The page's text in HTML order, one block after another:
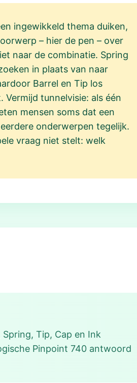
ingewikkeld thema duiken,
– hier de pen – over
naar de combinatie. Spring
in plaats van naar
Barrel en Tip los
tunnelvisie: als één
mensen soms dat een
onderwerpen tegelijk.
vraag niet stelt: welk
Tip, Cap en Ink
Pinpoint 740 antwoord